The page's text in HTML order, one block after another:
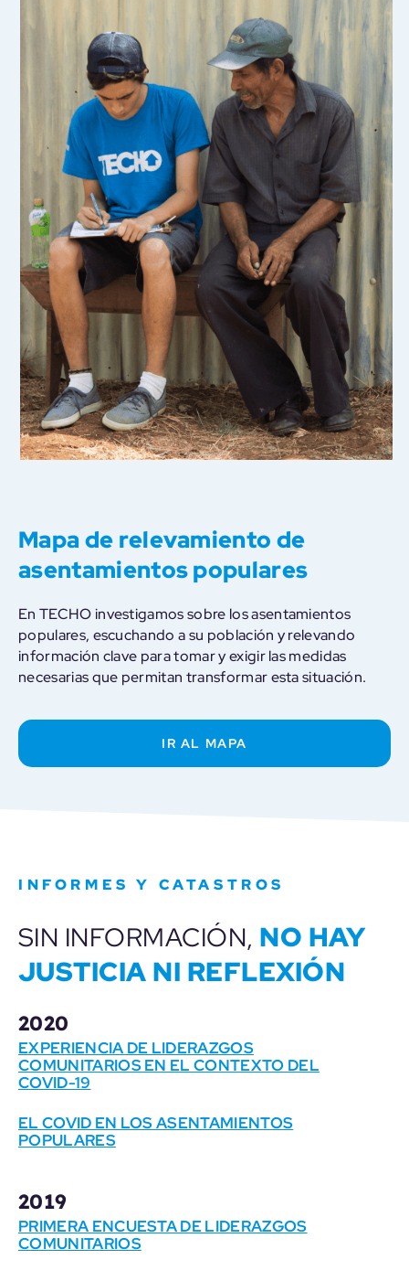
Mapa de relevamiento de
asentamientos populares
En TECHO investigamos sobre los asentamientos
populares, escuchando a su población y relevando
información clave para tomar y exigir las medidas
necesarias que permitan transformar esta situación.
IR AL MAPA
INFORMES Y CATASTROS
SIN INFORMACIÓN, NO HAY
JUSTICIA NI REFLEXIÓN
2020
EXPERIENCIA DE LIDERAZGOS
COMUNITARIOS EN EL CONTEXTO DEL
COVID-19
EL COVID EN LOS ASENTAMIENTOS
POPULARES
2019
PRIMERA ENCUESTA DE LIDERAZGOS
COMUNITARIOS